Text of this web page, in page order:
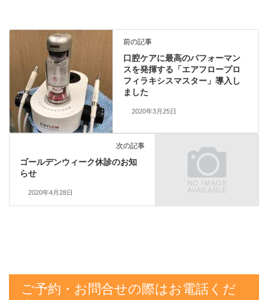
前の記事
口腔ケアに最高のパフォーマン
スを発揮する「エアフロープロ
フィラキシスマスター」導入し
ました
2020年3月25日
次の記事
ゴールデンウィーク休診のお知
らせ
2020年4月28日
ご予約・お問合せの際はお電話くだ